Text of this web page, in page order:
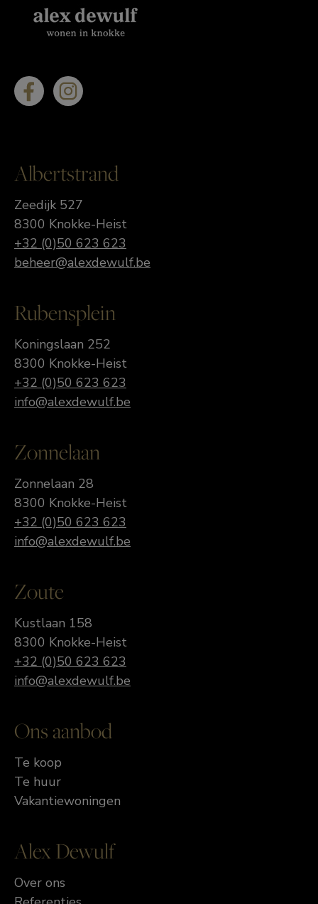
Albertstrand
Zeedijk 527
8300 Knokke-Heist
+32 (0)50 623 623
beheer@alexdewulf.be
Rubensplein
Koningslaan 252
8300 Knokke-Heist
+32 (0)50 623 623
info@alexdewulf.be
Zonnelaan
Zonnelaan 28
8300 Knokke-Heist
+32 (0)50 623 623
info@alexdewulf.be
Zoute
Kustlaan 158
8300 Knokke-Heist
+32 (0)50 623 623
info@alexdewulf.be
Ons aanbod
Te koop
Te huur
Vakantiewoningen
Alex Dewulf
Over ons